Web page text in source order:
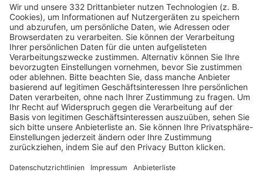
HÄUFIG BESUCHTE SEITEN
Pässe und Vereinswechsel
Trainerausbildung
Schulungsangebot Vereinsmitarbeiter
BFV-Geschäftsstellen
Trainerbörse
Login SpielPlus
FOLGE DEM BFV